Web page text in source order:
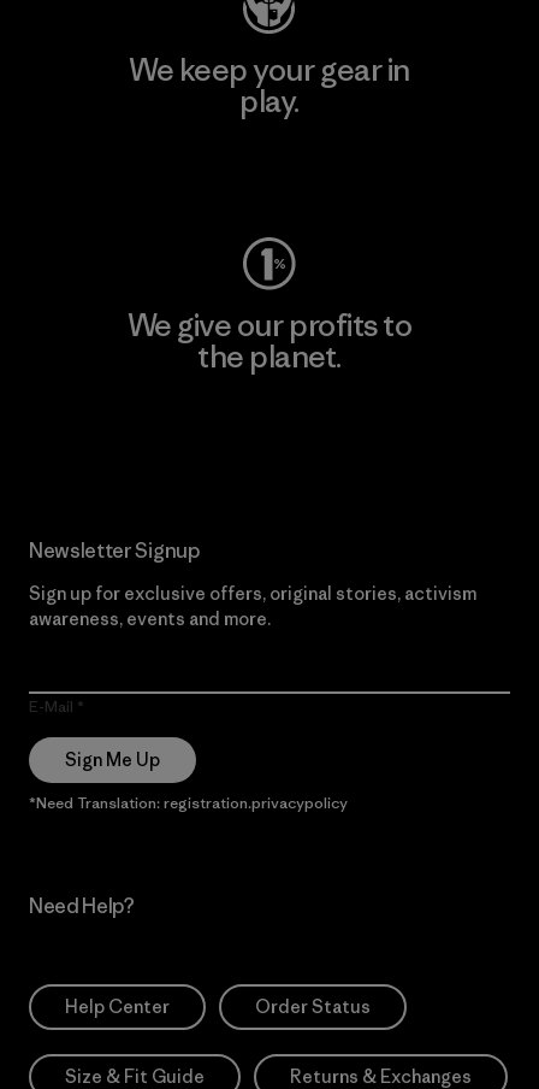
We keep your gear in
play.
We give our profits to
the planet.
Newsletter Signup
Sign up for exclusive offers, original stories, activism
awareness, events and more.
E-Mail
Sign Me Up
*Need Translation: registration.privacypolicy
Need Help?
Help Center Order Status
Size & Fit Guide Returns & Exchanges